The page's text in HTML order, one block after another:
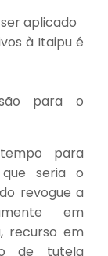
aplicado
à Itaipu é
para o
para
seria o
revogue a
em
recurso em
de tutela